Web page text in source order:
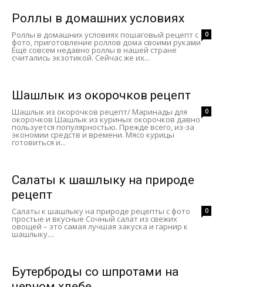
Роллы в домашних условиях
0
Роллы в домашних условиях пошаговый рецепт с
фото, приготовление роллов дома своими руками
Ещё совсем недавно роллы в нашей стране
считались экзотикой. Сейчас же их...
Шашлык из окорочков рецепт
0
Шашлык из окорочков рецепт/ Маринады для
окорочков Шашлык из куриных окорочков давно
пользуется популярностью. Прежде всего, из-за
экономии средств и времени. Мясо курицы
готовиться и...
Салаты к шашлыку на природе
рецепт
0
Салаты к шашлыку на природе рецепты с фото
простые и вкусные Сочный салат из свежих
овощей – это самая лучшая закуска и гарнир к
шашлыку....
Бутерброды со шпротами на